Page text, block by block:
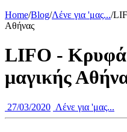
Home/Blog/Λένε για 'μας.../
Αθήνας
LIFO - Kρυφά
μαγικής
27/03/2020 Λένε για 'μας...